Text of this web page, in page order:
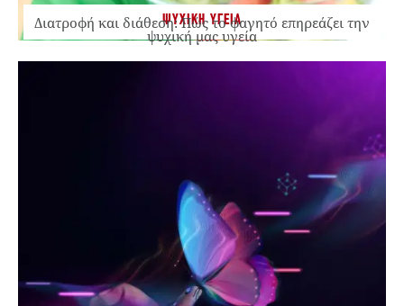
ΨΥΧΙΚΗ ΥΓΕΙΑ
Διατροφή και διάθεση: Πώς το φαγητό επηρεάζει την
ψυχική μας υγεία